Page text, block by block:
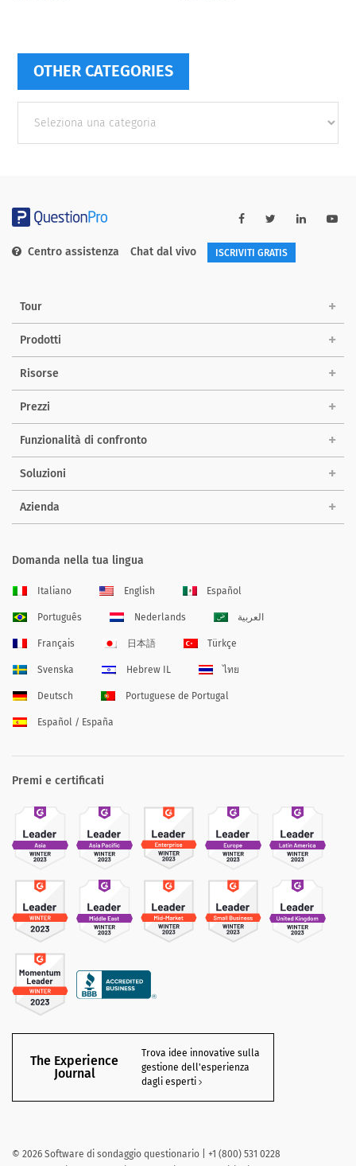
OTHER CATEGORIES
categories
Centro assistenza Chat dal vivo ISCRIVITI GRATIS
Tour
Prodotti
Risorse
Prezzi
Funzionalità di confronto
Soluzioni
Azienda
Domanda nella tua lingua
Italiano English Español
Português Nederlands العربية
Français 日本語 Türkçe
Svenska Hebrew IL ไทย
Deutsch Portuguese de Portugal
Español / España
Premi e certificati
The Experience
Journal
Trova idee innovative sulla
gestione dell'esperienza
dagli esperti
© 2026 Software di sondaggio questionario | +1 (800) 531 0228